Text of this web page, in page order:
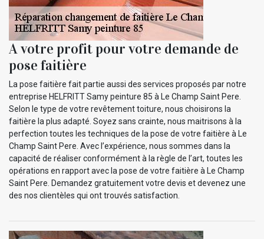
A votre profit pour votre demande de
pose faitière
La pose faitière fait partie aussi des services proposés par notre
entreprise HELFRITT Samy peinture 85 à Le Champ Saint Pere.
Selon le type de votre revêtement toiture, nous choisirons la
faitière la plus adapté. Soyez sans crainte, nous maitrisons à la
perfection toutes les techniques de la pose de votre faitière à Le
Champ Saint Pere. Avec l’expérience, nous sommes dans la
capacité de réaliser conformément à la règle de l’art, toutes les
opérations en rapport avec la pose de votre faitière à Le Champ
Saint Pere. Demandez gratuitement votre devis et devenez une
des nos clientèles qui ont trouvés satisfaction.